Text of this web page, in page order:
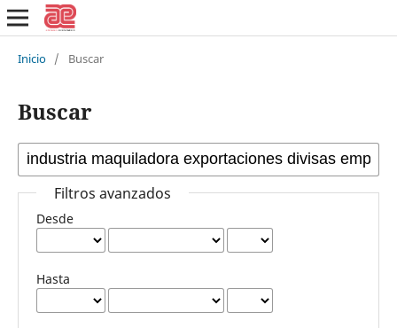
Inicio / Buscar
Buscar
Filtros avanzados
Desde
Hasta